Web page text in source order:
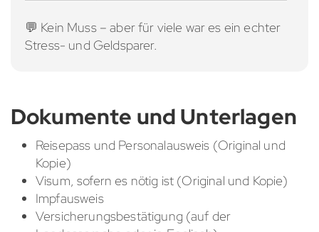
💬 Kein Muss – aber für viele war es ein echter
Stress- und Geldsparer.
Dokumente und Unterlagen
Reisepass und Personalausweis (Original und
Kopie)
Visum, sofern es nötig ist (Original und Kopie)
Impfausweis
Versicherungsbestätigung (auf der